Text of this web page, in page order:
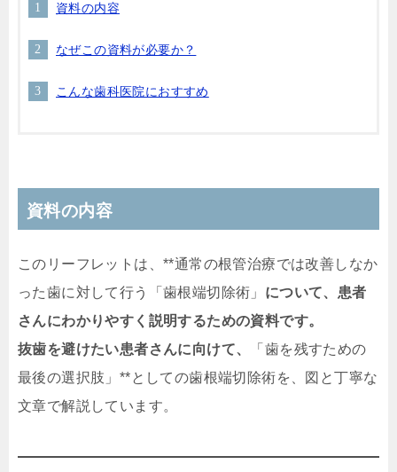
資料の内容
なぜこの資料が必要か？
こんな歯科医院におすすめ
資料の内容
このリーフレットは、**通常の根管治療では改善しなか
った歯に対して行う「歯根端切除術」 について、患者
さんにわかりやすく説明するための資料です。
抜歯を避けたい患者さんに向けて、
「歯を残すための
最後の選択肢」**としての歯根端切除術を、図と丁寧な
文章で解説しています。